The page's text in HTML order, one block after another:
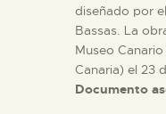
diseñado por
Bassas. La
Museo
Canaria) el 23
Documento